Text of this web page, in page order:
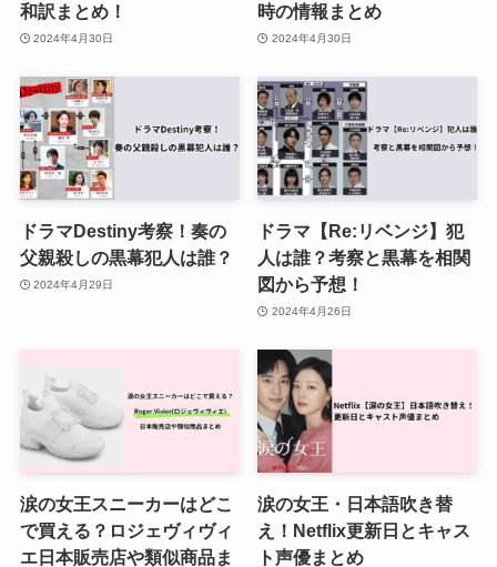
和訳まとめ！
2024年4月30日
時の情報まとめ
2024年4月30日
ドラマDestiny考察！奏の
父親殺しの黒幕犯人は誰？
2024年4月29日
ドラマ【Re:リベンジ】犯
人は誰？考察と黒幕を相関
図から予想！
2024年4月26日
涙の女王スニーカーはどこ
で買える？ロジェヴィヴィ
エ日本販売店や類似商品ま
涙の女王・日本語吹き替
え！Netflix更新日とキャス
ト声優まとめ